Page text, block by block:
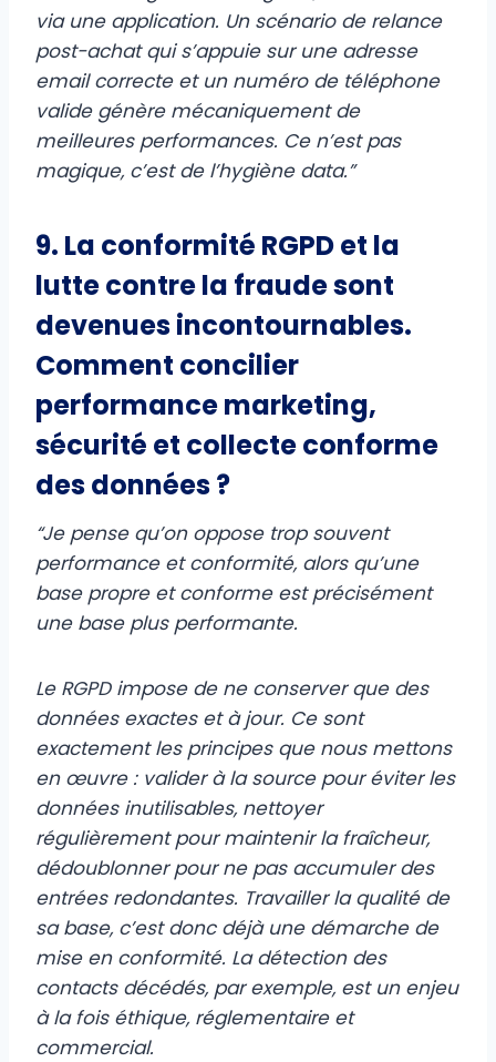
via une application. Un scénario de relance
post-achat qui s’appuie sur une adresse
email correcte et un numéro de téléphone
valide génère mécaniquement de
meilleures performances. Ce n’est pas
magique, c’est de l’hygiène data.”
9. La conformité RGPD et la
lutte contre la fraude sont
devenues incontournables.
Comment concilier
performance marketing,
sécurité et collecte conforme
des données ?
“Je pense qu’on oppose trop souvent
performance et conformité, alors qu’une
base propre et conforme est précisément
une base plus performante.
Le RGPD impose de ne conserver que des
données exactes et à jour. Ce sont
exactement les principes que nous mettons
en œuvre : valider à la source pour éviter les
données inutilisables, nettoyer
régulièrement pour maintenir la fraîcheur,
dédoublonner pour ne pas accumuler des
entrées redondantes. Travailler la qualité de
sa base, c’est donc déjà une démarche de
mise en conformité. La détection des
contacts décédés, par exemple, est un enjeu
à la fois éthique, réglementaire et
commercial.